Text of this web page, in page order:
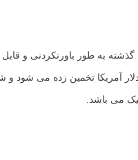
گذشته به طور باورنکردنی و
بازار جهانی کانکتور ها که شامل کانکتور های فیبر نوری نیز می شود حدود 64 میلیارد دلار
می باشد.